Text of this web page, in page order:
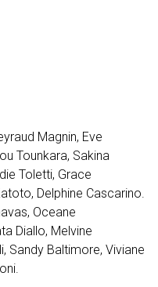
Magnin, Eve
Tounkara, Sakina
Toletti, Grace
Delphine Cascarino.
Oceane
Diallo, Melvine
Sandy Baltimore, Viviane